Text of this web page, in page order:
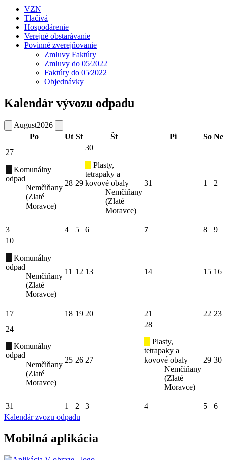
VZN
Tlačivá
Hospodárenie
Verejné obstarávanie
Povinné zverejňovanie
Zmluvy Faktúry
Zmluvy do 05⁄2022
Faktúry do 05⁄2022
Objednávky
Kalendár vývozu odpadu
August2026
Po
Ut St Št Pi So Ne
27
Komunálny
odpad
Nemčiňany
(Zlaté
Moravce)
28 29
30
Plasty,
tetrapaky a
kovové obaly
Nemčiňany
(Zlaté
Moravce)
31 1 2
3 4 5 6 7 8
9
10
Komunálny
odpad
Nemčiňany
(Zlaté
Moravce)
11 12 13 14 15 16
17 18 19 20 21 22 23
24
Komunálny
odpad
Nemčiňany
(Zlaté
Moravce)
25 26 27
28
Plasty,
tetrapaky a
kovové obaly
Nemčiňany
(Zlaté
Moravce)
29 30
31 1 2 3 4 5
6
Kalendár zvozu odpadu
Mobilná aplikácia